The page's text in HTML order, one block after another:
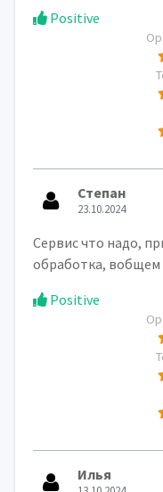
Positive
Степан
23.10.2024
Сервис что надо,
обработка,
Positive
Илья